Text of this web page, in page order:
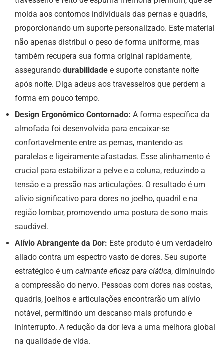
molda aos contornos individuais das pernas e quadris,
proporcionando um suporte personalizado. Este material
não apenas distribui o peso de forma uniforme, mas
também recupera sua forma original rapidamente,
assegurando durabilidade e suporte constante noite
após noite. Diga adeus aos travesseiros que perdem a
forma em pouco tempo.
Design Ergonômico Contornado: A forma específica da
almofada foi desenvolvida para encaixar-se
confortavelmente entre as pernas, mantendo-as
paralelas e ligeiramente afastadas. Esse alinhamento é
crucial para estabilizar a pelve e a coluna, reduzindo a
tensão e a pressão nas articulações. O resultado é um
alívio significativo para dores no joelho, quadril e na
região lombar, promovendo uma postura de sono mais
saudável.
Alívio Abrangente da Dor: Este produto é um verdadeiro
aliado contra um espectro vasto de dores. Seu suporte
estratégico é um calmante eficaz para ciática, diminuindo
a compressão do nervo. Pessoas com dores nas costas,
quadris, joelhos e articulações encontrarão um alívio
notável, permitindo um descanso mais profundo e
ininterrupto. A redução da dor leva a uma melhora global
na qualidade de vida.